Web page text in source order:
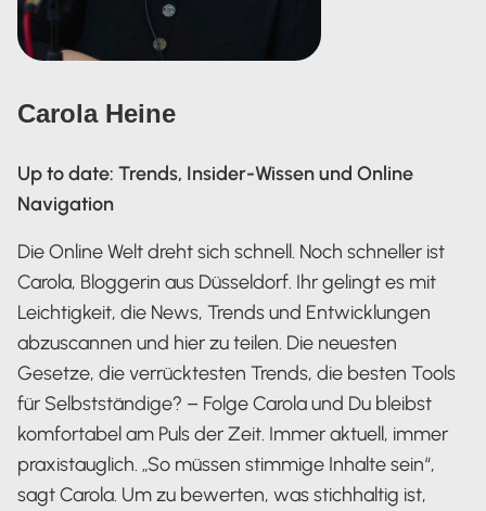
Carola Heine
Up to date: Trends, Insider-Wissen und Online
Navigation
Die Online Welt dreht sich schnell. Noch schneller ist
Carola, Bloggerin aus Düsseldorf. Ihr gelingt es mit
Leichtigkeit, die News, Trends und Entwicklungen
abzuscannen und hier zu teilen. Die neuesten
Gesetze, die verrücktesten Trends, die besten Tools
für Selbstständige? – Folge Carola und Du bleibst
komfortabel am Puls der Zeit. Immer aktuell, immer
praxistauglich. „So müssen stimmige Inhalte sein“,
sagt Carola. Um zu bewerten, was stichhaltig ist,